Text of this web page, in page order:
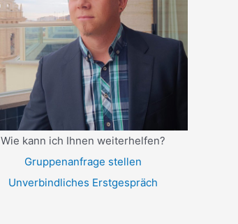
Wie kann ich Ihnen weiterhelfen?
Gruppenanfrage stellen
Unverbindliches Erstgespräch